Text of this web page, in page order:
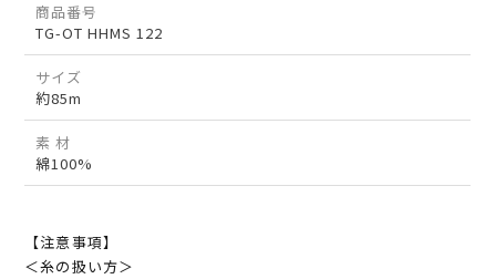
商品番号
TG-OT HHMS 122
サイズ
約85m
素 材
綿100%
【注意事項】
＜糸の扱い方＞